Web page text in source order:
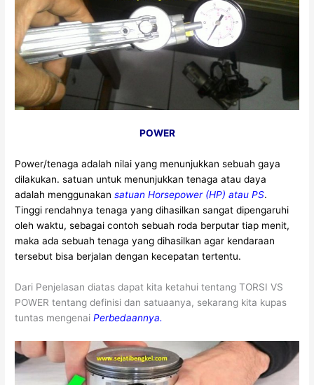
POWER
Power/tenaga adalah nilai yang menunjukkan sebuah gaya
dilakukan. satuan untuk menunjukkan tenaga atau daya
adalah menggunakan satuan Horsepower (HP) atau PS.
Tinggi rendahnya tenaga yang dihasilkan sangat dipengaruhi
oleh waktu, sebagai contoh sebuah roda berputar tiap menit,
maka ada sebuah tenaga yang dihasilkan agar kendaraan
tersebut bisa berjalan dengan kecepatan tertentu.
Dari Penjelasan diatas dapat kita ketahui tentang TORSI VS
POWER tentang definisi dan satuaanya, sekarang kita kupas
tuntas mengenaiPerbedaannya.